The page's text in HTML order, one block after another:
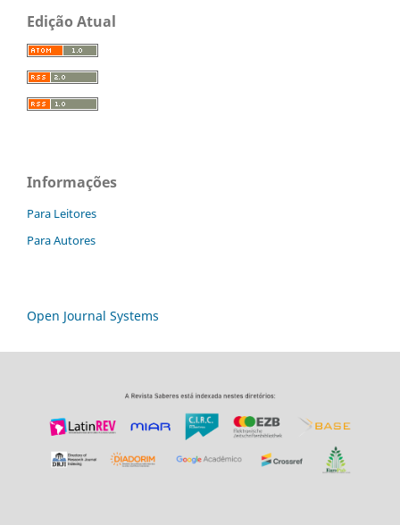
Edição Atual
Informações
Para Leitores
Para Autores
Open Journal Systems